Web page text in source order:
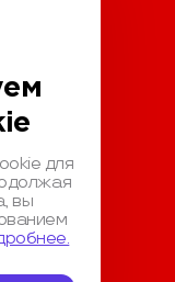
данных
для
вы